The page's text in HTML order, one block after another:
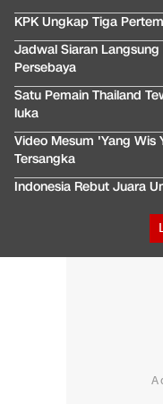
KPK Ungkap Tiga
Jadwal Siaran Langsung
Persebaya
Satu Pemain Thailand
luka
Video Mesum 'Yang Wis
Tersangka
Indonesia Rebut Juara